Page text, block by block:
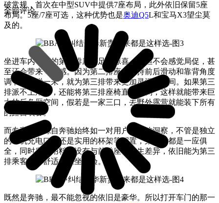
破常规，首次在中型SUV中提供7座布局，此外依旧保留5座
布局。5座/7座可选，这种优势也是奥迪Q5L和宝马X3望尘莫
及的。
坐进车内，它的第三排座椅足够惊喜，不但不会感觉局促，甚
至还会带来专享感。因为第二排座椅支持前后滑动和靠背角度
调节，这样一来，就为第三排带来更加灵活的空间。如果第三
排派不上用场，还能将第三排座椅直接放倒，这样就能带来巨
大的后备厢空间，假若是一家三口，去野外露营就能装下所有
的露营装备。
而专享感则源自奔驰始终如一对用户需求的洞察，不管是独立
的手机充电口，还是实用的杯架等配置，第三排都是一应俱
全，同时座椅用料并没有与前排座椅产生差异，依旧能为第三
排乘客带来舒适的乘坐体验。
既然是奔驰，最不能忽视的依旧是豪华。所以打开车门的那一
全部评论